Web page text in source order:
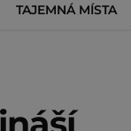
TAJEMNÁ MÍSTA